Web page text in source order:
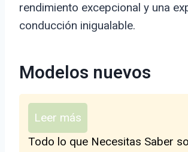
rendimiento excepcional y una
conducción inigualable.
Modelos nuevos
Leer más
Todo lo que Necesitas Saber